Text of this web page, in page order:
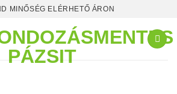
MINŐSÉG ELÉRHETŐ ÁRON